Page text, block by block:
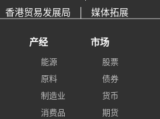
香港贸易发展局 媒体拓展
产经
能源
原料
制造业
消费品
市场
股票
债券
货币
期货